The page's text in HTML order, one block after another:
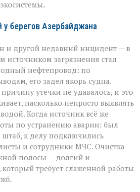
у берегов Азербайджана
и другой недавний инцидент — в
источником загрязнения стал
нефтепровод: по
его задел якорь судна.
утечки не удавалось, и это
насколько непросто выявлять
Когда источник всё же
по устранению аварии: был
к делу подключились
и сотрудники МЧС. Очистка
полосы — долгий и
требует слаженной работы